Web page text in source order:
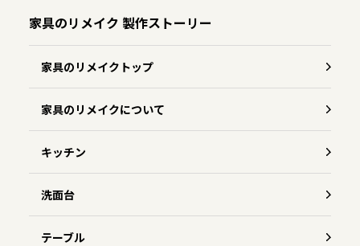
家具のリメイク 製作ストーリー
家具のリメイクトップ
家具のリメイクについて
キッチン
洗面台
テーブル